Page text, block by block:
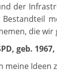
der
die
geb.
meine Ideen